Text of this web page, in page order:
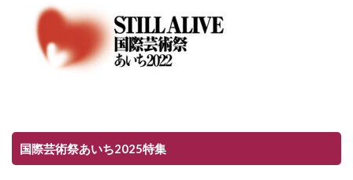
国際芸術祭あいち2025特集